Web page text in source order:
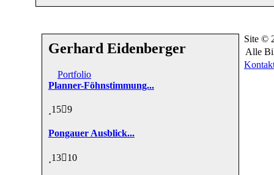
Gerhard Eidenberger
Portfolio
Planner-Föhnstimmung...
15 9
Pongauer Ausblick...
13 10
Site ©
Alle